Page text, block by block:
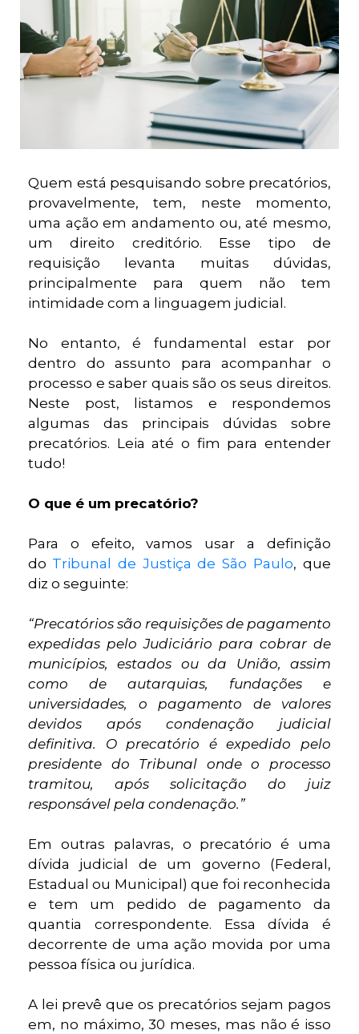
Quem está pesquisando sobre precatórios,
provavelmente, tem, neste momento,
uma ação em andamento ou, até mesmo,
um direito creditório. Esse tipo de
requisição levanta muitas dúvidas,
principalmente para quem não tem
intimidade com a linguagem judicial.
No entanto, é fundamental estar por
dentro do assunto para acompanhar o
processo e saber quais são os seus direitos.
Neste post, listamos e respondemos
algumas das principais dúvidas sobre
precatórios. Leia até o fim para entender
tudo!
O que é um precatório?
Para o efeito, vamos usar a definição
do Tribunal de Justiça de São Paulo, que
diz o seguinte:
“Precatórios são requisições de pagamento
expedidas pelo Judiciário para cobrar de
municípios, estados ou da União, assim
como de autarquias, fundações e
universidades, o pagamento de valores
devidos após condenação judicial
definitiva. O precatório é expedido pelo
presidente do Tribunal onde o processo
tramitou, após solicitação do juiz
responsável pela condenação.”
Em outras palavras, o precatório é uma
dívida judicial de um governo (Federal,
Estadual ou Municipal) que foi reconhecida
e tem um pedido de pagamento da
quantia correspondente. Essa dívida é
decorrente de uma ação movida por uma
pessoa física ou jurídica.
A lei prevê que os precatórios sejam pagos
em, no máximo, 30 meses, mas não é isso